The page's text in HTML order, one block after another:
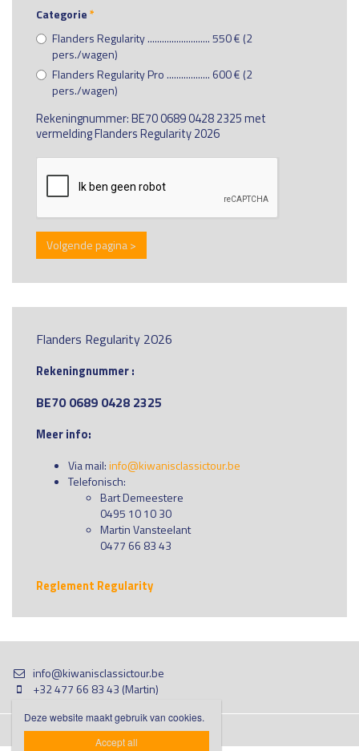
Categorie*
Flanders Regularity .......................... 550 € (2
pers./wagen)
Flanders Regularity Pro .................. 600 € (2
pers./wagen)
Rekeningnummer: BE70 0689 0428 2325 met
vermelding Flanders Regularity 2026
Volgende pagina >
Flanders Regularity 2026
Rekeningnummer :
BE70 0689 0428 2325
Meer info:
Via mail:info@kiwanisclassictour.be
Telefonisch:
Bart Demeestere
0495 10 10 30
Martin Vansteelant
0477 66 83 43
Reglement Regularity
info@kiwanisclassictour.be
+32 477 66 83 43 (Martin)
Deze website maakt gebruik van cookies.
Accept all